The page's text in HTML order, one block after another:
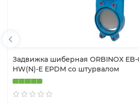
Задвижка шиберная ORBINOX EB-
HW(N)-E EPDM со штурвалом